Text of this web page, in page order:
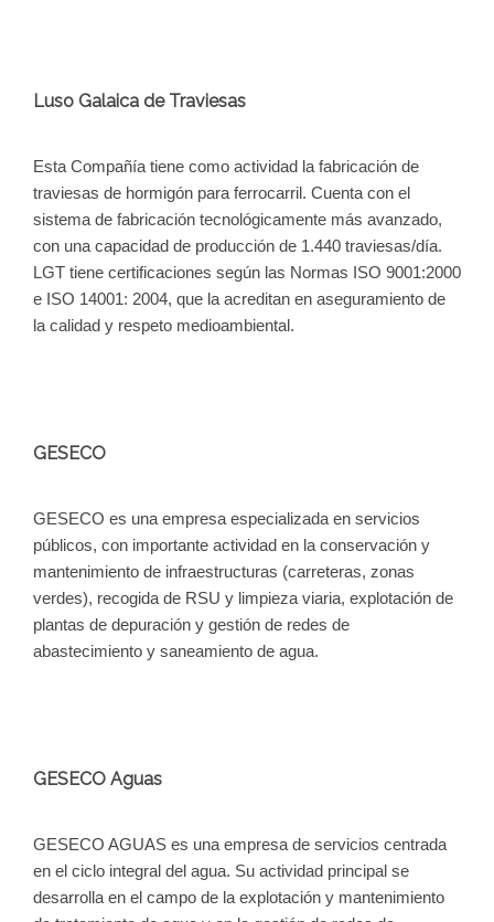
Luso Galaica de Traviesas
Esta Compañía tiene como actividad la fabricación de
traviesas de hormigón para ferrocarril. Cuenta con el
sistema de fabricación tecnológicamente más avanzado,
con una capacidad de producción de 1.440 traviesas/día.
LGT tiene certificaciones según las Normas ISO 9001:2000
e ISO 14001: 2004, que la acreditan en aseguramiento de
la calidad y respeto medioambiental.
GESECO
GESECO es una empresa especializada en servicios
públicos, con importante actividad en la conservación y
mantenimiento de infraestructuras (carreteras, zonas
verdes), recogida de RSU y limpieza viaria, explotación de
plantas de depuración y gestión de redes de
abastecimiento y saneamiento de agua.
GESECO Aguas
GESECO AGUAS es una empresa de servicios centrada
en el ciclo integral del agua. Su actividad principal se
desarrolla en el campo de la explotación y mantenimiento